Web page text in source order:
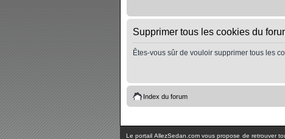
Supprimer tous les cookies du
Êtes-vous sûr de vouloir supprimer tous les
Index du forum
Le portail AllezSedan.com vous propose de retrouver